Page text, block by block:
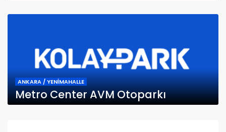
ANKARA / YENİMAHALLE
Metro Center AVM Otoparkı